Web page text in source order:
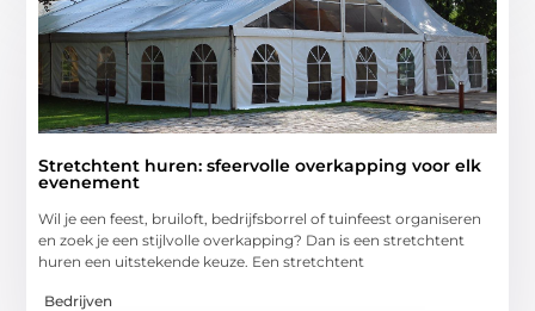
Stretchtent huren: sfeervolle overkapping voor elk
evenement
Wil je een feest, bruiloft, bedrijfsborrel of tuinfeest organiseren
en zoek je een stijlvolle overkapping? Dan is een stretchtent
huren een uitstekende keuze. Een stretchtent
Bedrijven